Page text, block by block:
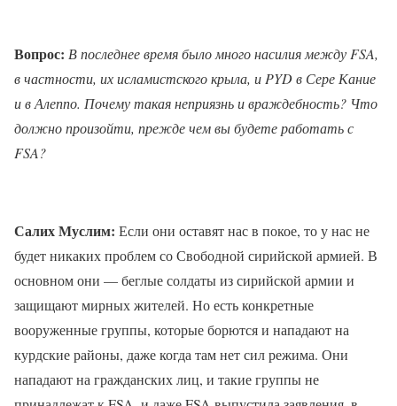
Вопрос: В последнее время было много насилия между FSA,
в частности, их исламистского крыла, и PYD в Сере Кание
и в Алеппо. Почему такая неприязнь и враждебность? Что
должно произойти, прежде чем вы будете работать с
FSA?
Салих Муслим: Если они оставят нас в покое, то у нас не
будет никаких проблем со Свободной сирийской армией. В
основном они — беглые солдаты из сирийской армии и
защищают мирных жителей. Но есть конкретные
вооруженные группы, которые борются и нападают на
курдские районы, даже когда там нет сил режима. Они
нападают на гражданских лиц, и такие группы не